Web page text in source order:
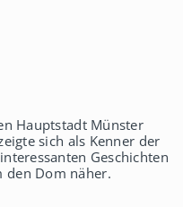
Hauptstadt Münster
sich als Kenner der
Geschichten
den Dom näher.